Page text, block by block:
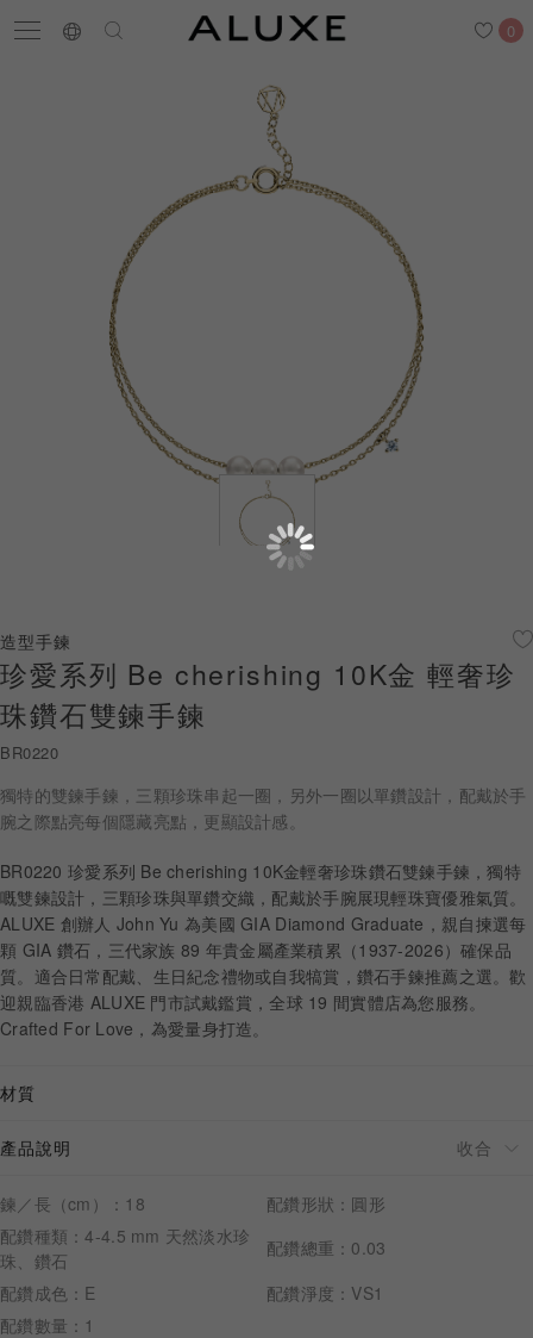
0
搜尋
結婚戒指
最新消息 預約來店
黃金金飾
關於ALUXE
最新消息
婚禮護照
線上購物
LANGUAGE
預約來店
造型手鍊
珍愛系列 Be cherishing 10K金 輕奢珍
珠鑽石雙鍊手鍊
BR0220
獨特的雙鍊手鍊，三顆珍珠串起一圈，另外一圈以單鑽設計，配戴於手
腕之際點亮每個隱藏亮點，更顯設計感。
BR0220 珍愛系列 Be cherishing 10K金輕奢珍珠鑽石雙鍊手鍊，獨特
嘅雙鍊設計，三顆珍珠與單鑽交織，配戴於手腕展現輕珠寶優雅氣質。
ALUXE 創辦人 John Yu 為美國 GIA Diamond Graduate，親自揀選每
顆 GIA 鑽石，三代家族 89 年貴金屬產業積累（1937-2026）確保品
質。適合日常配戴、生日紀念禮物或自我犒賞，鑽石手鍊推薦之選。歡
迎親臨香港 ALUXE 門市試戴鑑賞，全球 19 間實體店為您服務。
Crafted For Love，為愛量身打造。
材質
產品說明
鍊／長（cm）：18
配鑽形狀：圓形
配鑽種類：4-4.5 mm 天然淡水珍
珠、鑽石
配鑽總重：0.03
配鑽成色：E
配鑽淨度：VS1
配鑽數量：1